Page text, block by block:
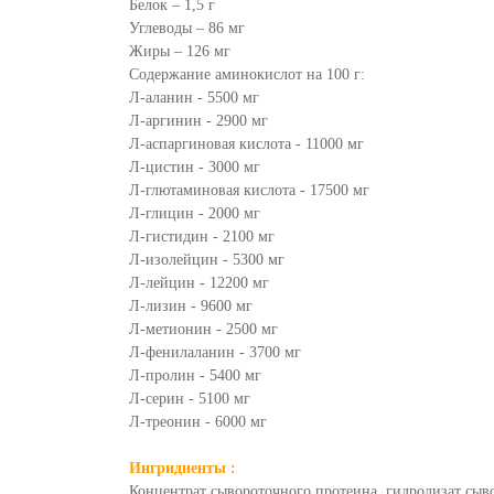
Белок – 1,5 г
Углеводы – 86 мг
Жиры – 126 мг
Содержание аминокислот на 100 г:
Л-аланин - 5500 мг
Л-аргинин - 2900 мг
Л-аспаргиновая кислота - 11000 мг
Л-цистин - 3000 мг
Л-глютаминовая кислота - 17500 мг
Л-глицин - 2000 мг
Л-гистидин - 2100 мг
Л-изолейцин - 5300 мг
Л-лейцин - 12200 мг
Л-лизин - 9600 мг
Л-метионин - 2500 мг
Л-фенилаланин - 3700 мг
Л-пролин - 5400 мг
Л-серин - 5100 мг
Л-треонин - 6000 мг
Ингридиенты :